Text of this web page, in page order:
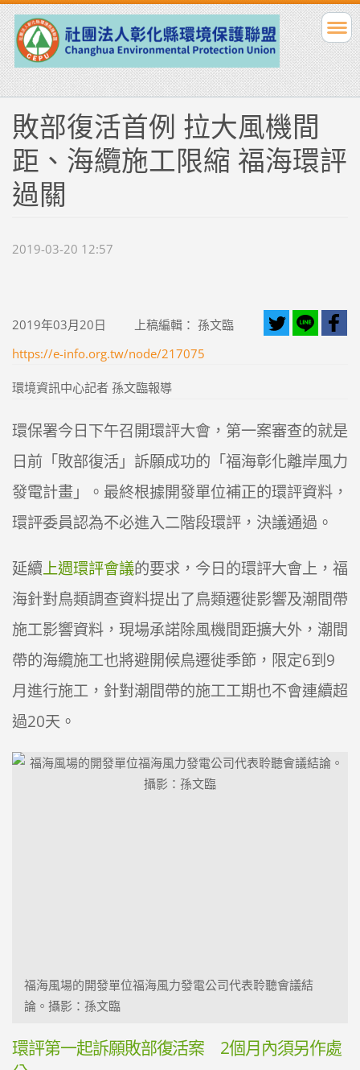
敗部復活首例 拉大風機間
距、海纜施工限縮 福海環評
過關
2019-03-20 12:57
2019年03月20日 上稿編輯： 孫文臨
https://e-info.org.tw/node/217075
環境資訊中心記者 孫文臨報導
環保署今日下午召開環評大會，第一案審查的就是
日前「敗部復活」訴願成功的「福海彰化離岸風力
發電計畫」。最終根據開發單位補正的環評資料，
環評委員認為不必進入二階段環評，決議通過。
延續上週環評會議的要求，今日的環評大會上，福
海針對鳥類調查資料提出了鳥類遷徙影響及潮間帶
施工影響資料，現場承諾除風機間距擴大外，潮間
帶的海纜施工也將避開候鳥遷徙季節，限定6到9
月進行施工，針對潮間帶的施工工期也不會連續超
過20天。
福海風場的開發單位福海風力發電公司代表聆聽會議結
論。攝影：孫文臨
環評第一起訴願敗部復活案 2個月內須另作處